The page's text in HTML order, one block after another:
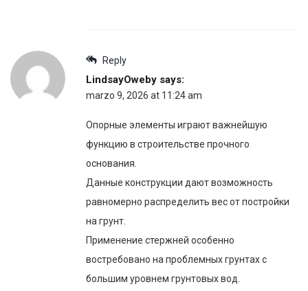
Reply
LindsayOweby says:
marzo 9, 2026 at 11:24 am
Опорные элементы играют важнейшую
функцию в строительстве прочного
основания.
Данные конструкции дают возможность
равномерно распределить вес от постройки
на грунт.
Применение стержней особенно
востребовано на проблемных грунтах с
большим уровнем грунтовых вод.